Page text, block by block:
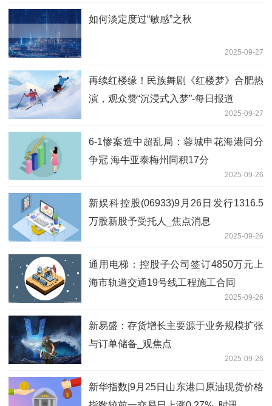
如何淡定度过“敏感”之秋
2025-09-27
再续红楼缘！民族舞剧《红楼梦》合肥热
演，观众赞“沉浸式入梦”-每日报道
2025-09-27
6-1惨案造中超乱局：蓉城申花海港同分
争冠 海牛亚泰梅州同积17分
2025-09-26
新娱科控股(06933)9月26日发行1316.5
万股新股予受托人_焦点消息
2025-09-26
通用电梯：控股子公司签订4850万元上
海市轨道交通19号线工程施工合同
2025-09-26
新易盛：存货增长主要源于业务规模扩张
与订单储备_观焦点
2025-09-26
新华指数|9月25日山东港口原油现货价格